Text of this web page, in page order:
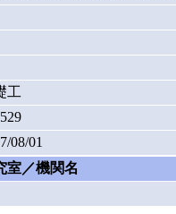
工
08/01
室／機関名